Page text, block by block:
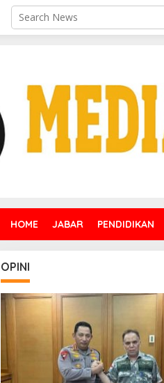
HOME JABAR PENDIDIKAN
OPINI